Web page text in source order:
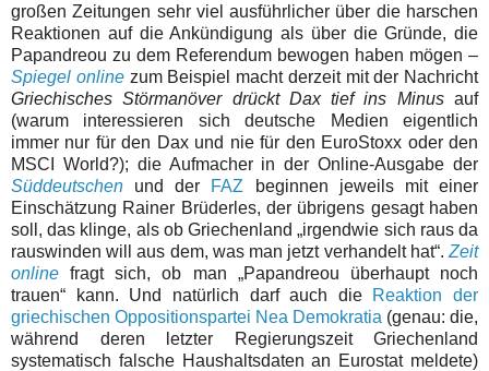
großen Zeitungen sehr viel ausführlicher über die harschen
Reaktionen auf die Ankündigung als über die Gründe, die
Papandreou zu dem Referendum bewogen haben mögen –
Spiegel onlinezum Beispiel macht derzeit mit der Nachricht
Griechisches Störmanöver drückt Dax tief ins Minusauf
(warum interessieren sich deutsche Medien eigentlich
immer nur für den Dax und nie für den EuroStoxx oder den
MSCI World?); die Aufmacher in der Online-Ausgabe der
Süddeutschen und der FAZ beginnen jeweils mit einer
Einschätzung Rainer Brüderles, der übrigens gesagt haben
soll, das klinge, als ob Griechenland „irgendwie sich raus da
rauswinden will aus dem, was man jetzt verhandelt hat“. Zeit
online fragt sich, ob man „Papandreou überhaupt noch
trauen“ kann. Und natürlich darf auch die Reaktion der
griechischen Oppositionspartei Nea Demokratia (genau: die,
während deren letzter Regierungszeit Griechenland
systematisch falsche Haushaltsdaten an Eurostat meldete)